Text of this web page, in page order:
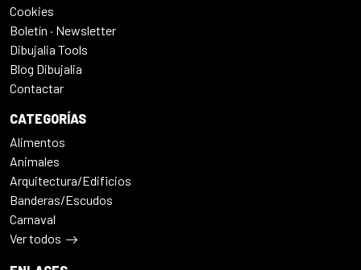
Cookies
Boletín · Newsletter
Dibujalia Tools
Blog Dibujalia
Contactar
CATEGORÍAS
Alimentos
Animales
Arquitectura/Edificios
Banderas/Escudos
Carnaval
Ver todos